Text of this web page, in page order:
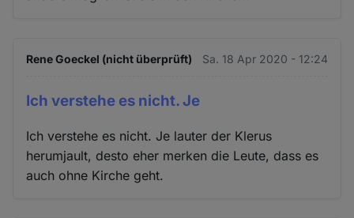
Rene Goeckel (nicht überprüft) Sa. 18 Apr 2020 - 12:24
Ich verstehe es nicht. Je
Ich verstehe es nicht. Je lauter der Klerus
herumjault, desto eher merken die Leute, dass es
auch ohne Kirche geht.